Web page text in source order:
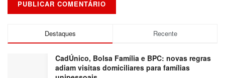
Destaques Recente
CadÚnico, Bolsa Família e BPC: novas regras
adiam visitas domiciliares para famílias